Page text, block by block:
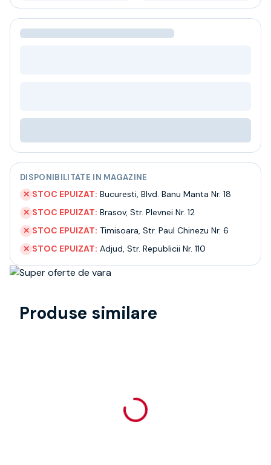
Ceai
Bacanie
Despre noi
Livrare
Termeni si conditii
Politica de confidentialitate
Intrebari frecvente
DISPONIBILITATE IN MAGAZINE
✕ STOC EPUIZAT: Bucuresti, Blvd. Banu Manta Nr. 18
✕ STOC EPUIZAT: Brasov, Str. Plevnei Nr. 12
✕ STOC EPUIZAT: Timisoara, Str. Paul Chinezu Nr. 6
✕ STOC EPUIZAT: Adjud, Str. Republicii Nr. 110
Produse similare